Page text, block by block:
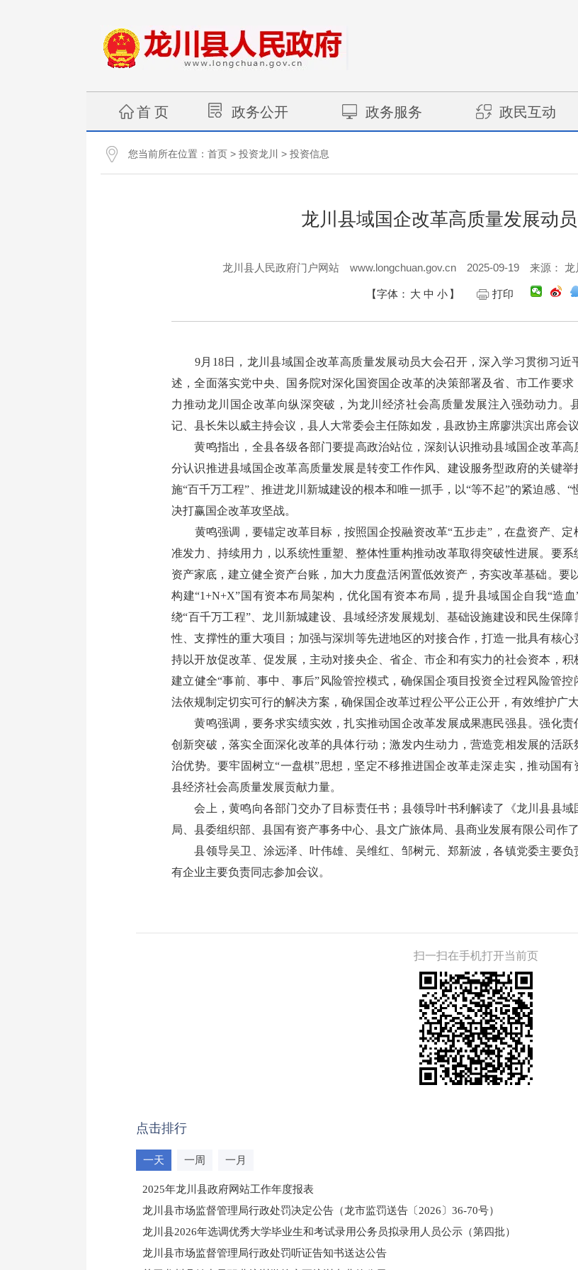
首 页 政务公开 政务服务 政民互动
您当前所在位置： 首页 > 投资龙川 > 投资信息
龙川县域国企改革高质量发展动
龙川县人民政府门户网站 www.longchuan.gov.cn 2025-09-19 来源： 龙
【字体： 大 中 小 】 打印
9月18日，龙川县域国企改革高质量发展动员大会召开，深入学习贯彻习近
述，全面落实党中央、国务院对深化国资国企改革的决策部署及省、市工作要
力推动龙川国企改革向纵深突破，为龙川经济社会高质量发展注入强劲动力。
记、县长朱以威主持会议，县人大常委会主任陈如发，县政协主席廖洪滨出席会议
黄鸣指出，全县各级各部门要提高政治站位，深刻认识推动县域国企改革高
分认识推进县域国企改革高质量发展是转变工作作风、建设服务型政府的关键
施“百千万工程”、推进龙川新城建设的根本和唯一抓手，以“等不起”的紧迫感、
决打赢国企改革攻坚战。
黄鸣强调，要锚定改革目标，按照国企投融资改革“五步走”，在盘资产、定
准发力、持续用力，以系统性重塑、整体性重构推动改革取得突破性进展。要
资产家底，建立健全资产台账，加大力度盘活闲置低效资产，夯实改革基础。要
构建“1+N+X”国有资本布局架构，优化国有资本布局，提升县域国企自我“造
绕“百千万工程”、龙川新城建设、县域经济发展规划、基础设施建设和民生保
性、支撑性的重大项目；加强与深圳等先进地区的对接合作，打造一批具有核
持以开放促改革、促发展，主动对接央企、省企、市企和有实力的社会资本，积
建立健全“事前、事中、事后”风险管控模式，确保国企项目投资全过程风险管
法依规制定切实可行的解决方案，确保国企改革过程公平公正公开，有效维护广
黄鸣强调，要务求实绩实效，扎实推动国企改革发展成果惠民强县。强化责
创新突破，落实全面深化改革的具体行动；激发内生动力，营造竞相发展的活
治优势。要牢固树立“一盘棋”思想，坚定不移推进国企改革走深走实，推动国
县经济社会高质量发展贡献力量。
会上，黄鸣向各部门交办了目标责任书；县领导叶书利解读了《龙川县县域
局、县委组织部、县国有资产事务中心、县文广旅体局、县商业发展有限公司作了
县领导吴卫、涂远泽、叶伟雄、吴维红、邹树元、郑新波，各镇党委主要负
有企业主要负责同志参加会议。
扫一扫在手机打开当前页
点击排行
一天 一周 一月
2025年龙川县政府网站工作年度报表
龙川县市场监督管理局行政处罚决定公告（龙市监罚送告〔2026〕36-70号）
龙川县2026年选调优秀大学毕业生和考试录用公务员拟录用人员公示（第四批）
龙川县市场监督管理局行政处罚听证告知书送达公告